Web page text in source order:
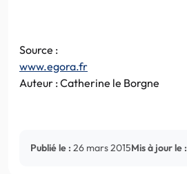
Source :
www.egora.fr
Auteur : Catherine le Borgne
Publié le : 26 mars 2015Mis à jour le :